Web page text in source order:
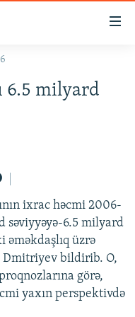
6.5 milyard
ixrac həcmi 2006-
səviyyəyə-6.5 milyard
üzrə
bildirib. O,
görə,
yaxın perspektivdə